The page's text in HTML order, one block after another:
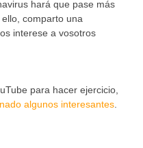
hará que pase más
comparto una
interese a vosotros
para hacer ejercicio,
algunos interesantes